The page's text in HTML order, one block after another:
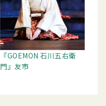
『GOEMON 石川五右衛
門』友市